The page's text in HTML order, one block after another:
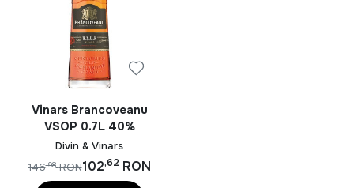
Vinars Brancoveanu
VSOP 0.7L 40%
Divin & Vinars
102,62 RON
146,98 RON